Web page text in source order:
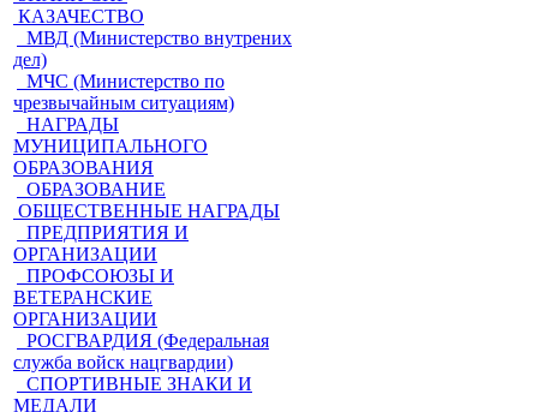
КАЗАЧЕСТВО
МВД (Министерство внутрених
дел)
МЧС (Министерство по
чрезвычайным ситуациям)
НАГРАДЫ
МУНИЦИПАЛЬНОГО
ОБРАЗОВАНИЯ
ОБРАЗОВАНИЕ
ОБЩЕСТВЕННЫЕ НАГРАДЫ
ПРЕДПРИЯТИЯ И
ОРГАНИЗАЦИИ
ПРОФСОЮЗЫ И
ВЕТЕРАНСКИЕ
ОРГАНИЗАЦИИ
РОСГВАРДИЯ (Федеральная
служба войск нацгвардии)
СПОРТИВНЫЕ ЗНАКИ И
МЕДАЛИ